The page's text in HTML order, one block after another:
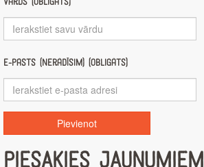
E-pasts (nerādīsim) (obligāts)
PIESAKIES JAUNUMIEM